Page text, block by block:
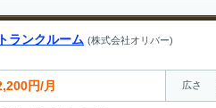
ランクルーム (株式会社オリバー)
円/月 広さ